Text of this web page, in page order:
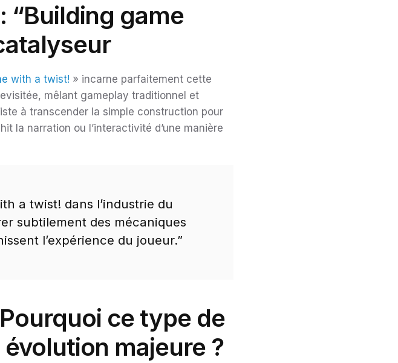
“Building game
with a twist! » incarne parfaitement cette
mêlant gameplay traditionnel et
à transcender la simple construction pour
la narration ou l’interactivité d’une manière
a twist! dans l’industrie du
subtilement des mécaniques
l’expérience du joueur.”
ce type de
majeure ?